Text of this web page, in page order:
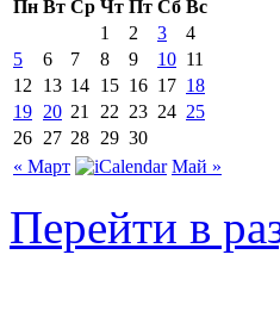
Пн Вт Ср Чт Пт Сб Вс
1
2 3
4
5
6 7 8 9 10 11
12
13 14 15 16 17 18
19 20 21 22 23 24 25
26 27 28 29 30
« Март
Май »
Перейти в